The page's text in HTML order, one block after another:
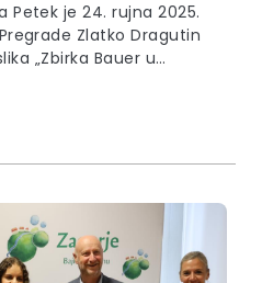
Petek je 24. rujna 2025.
Zlatko Dragutin
„Zbirka Bauer u
te obilježavanja 20